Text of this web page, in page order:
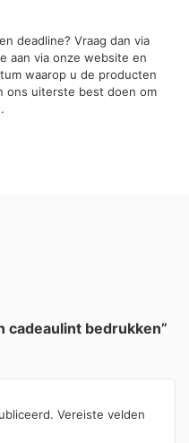
deadline? Vraag dan via
aan via onze website en
waarop u de producten
ons uiterste best doen om
cadeaulint bedrukken”
Vereiste velden